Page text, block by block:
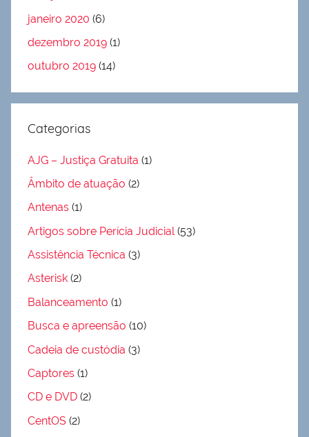
janeiro 2020 (6)
dezembro 2019 (1)
outubro 2019 (14)
Categorias
AJG – Justiça Gratuita (1)
Âmbito de atuação (2)
Antenas (1)
Artigos sobre Perícia Judicial (53)
Assistência Técnica (3)
Asterisk (2)
Balanceamento (1)
Busca e apreensão (10)
Cadeia de custódia (3)
Captores (1)
CD e DVD (2)
CentOS (2)